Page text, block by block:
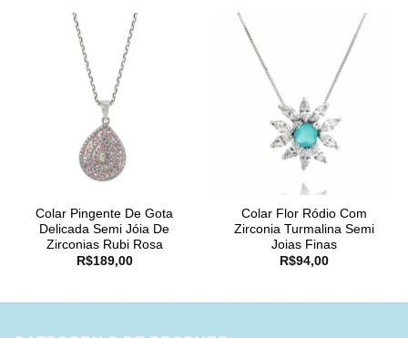
Colar Pingente De Gota
Delicada Semi Jóia De
Zirconias Rubi Rosa
R$189,00
Colar Flor Ródio Com
Zirconia Turmalina Semi
Joias Finas
R$94,00